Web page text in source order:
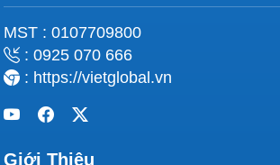
MST : 0107709800
: 0925 070 666
: https://vietglobal.vn
Giới Thiệu